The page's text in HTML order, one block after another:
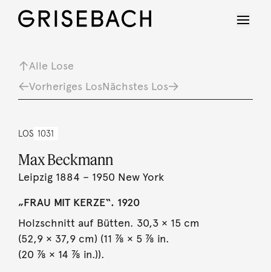
Alle Lose
Vorheriges LosNächstes Los
LOS 1031
Max Beckmann
Leipzig 1884 – 1950 New York
„FRAU MIT KERZE“. 1920
Holzschnitt auf Bütten. 30,3 × 15 cm
(52,9 × 37,9 cm) (11 ⅞ × 5 ⅞ in.
(20 ⅞ × 14 ⅞ in.)).